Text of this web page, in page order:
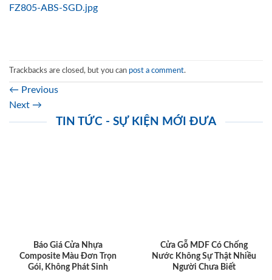
FZ805-ABS-SGD.jpg
Trackbacks are closed, but you can post a comment.
← Previous
Next →
TIN TỨC - SỰ KIỆN MỚI ĐƯA
Báo Giá Cửa Nhựa
Composite Màu Đơn Trọn
Gói, Không Phát Sinh
Cửa Gỗ MDF Có Chống
Nước Không Sự Thật Nhiều
Người Chưa Biết